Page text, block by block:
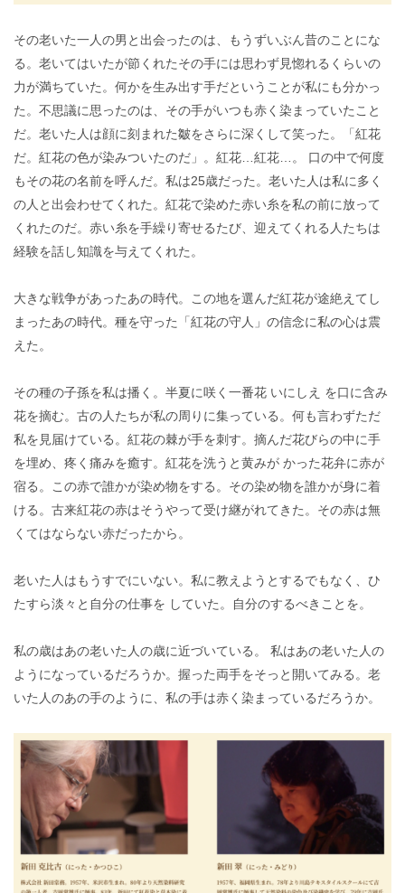
その老いた一人の男と出会ったのは、もうずいぶん昔のことにな
る。老いてはいたが節くれたその手には思わず見惚れるくらいの
力が満ちていた。何かを生み出す手だということが私にも分かっ
た。不思議に思ったのは、その手がいつも赤く染まっていたこと
だ。老いた人は顔に刻まれた皺をさらに深くして笑った。「紅花
だ。紅花の色が染みついたのだ」。紅花…紅花…。 口の中で何度
もその花の名前を呼んだ。私は25歳だった。老いた人は私に多く
の人と出会わせてくれた。紅花で染めた赤い糸を私の前に放って
くれたのだ。赤い糸を手繰り寄せるたび、迎えてくれる人たちは
経験を話し知識を与えてくれた。
大きな戦争があったあの時代。この地を選んだ紅花が途絶えてし
まったあの時代。種を守った「紅花の守人」の信念に私の心は震
えた。
その種の子孫を私は播く。半夏に咲く一番花 いにしえ を口に含み
花を摘む。古の人たちが私の周りに集っている。何も言わずただ
私を見届けている。紅花の棘が手を刺す。摘んだ花びらの中に手
を埋め、疼く痛みを癒す。紅花を洗うと黄みが かった花弁に赤が
宿る。この赤で誰かが染め物をする。その染め物を誰かが身に着
ける。古来紅花の赤はそうやって受け継がれてきた。その赤は無
くてはならない赤だったから。
老いた人はもうすでにいない。私に教えようとするでもなく、ひ
たすら淡々と自分の仕事を していた。自分のするべきことを。
私の歳はあの老いた人の歳に近づいている。 私はあの老いた人の
ようになっているだろうか。握った両手をそっと開いてみる。老
いた人のあの手のように、私の手は赤く染まっているだろうか。